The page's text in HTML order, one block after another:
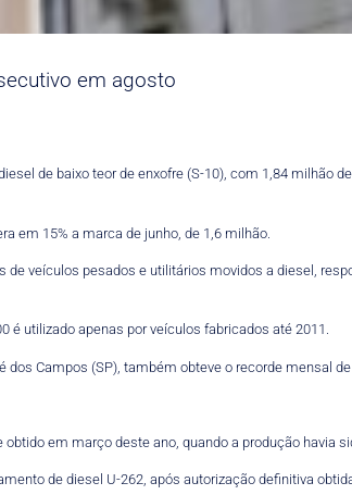
em agosto
de baixo teor de enxofre (S-10), com 1,84 milhão
em 15% a marca de junho, de 1,6 milhão.
veículos pesados e utilitários movidos a diesel,
é utilizado apenas por veículos fabricados até 2011.
Campos (SP), também obteve o recorde mensal
em março deste ano, quando a produção havia
de diesel U-262, após autorização definitiva